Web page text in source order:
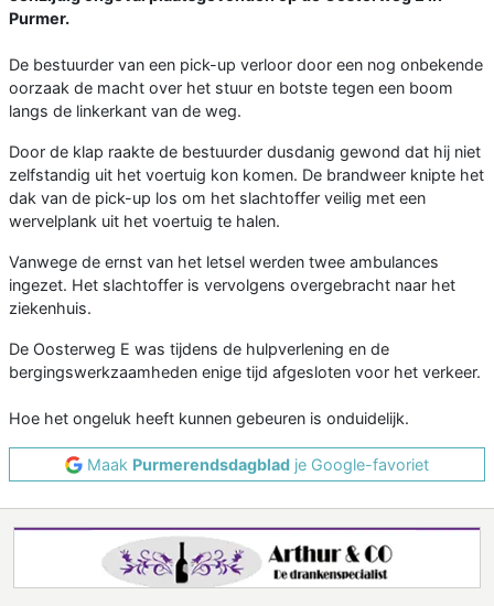
Purmer.
De bestuurder van een pick-up verloor door een nog onbekende
oorzaak de macht over het stuur en botste tegen een boom
langs de linkerkant van de weg.
Door de klap raakte de bestuurder dusdanig gewond dat hij niet
zelfstandig uit het voertuig kon komen. De brandweer knipte het
dak van de pick-up los om het slachtoffer veilig met een
wervelplank uit het voertuig te halen.
Vanwege de ernst van het letsel werden twee ambulances
ingezet. Het slachtoffer is vervolgens overgebracht naar het
ziekenhuis.
De Oosterweg E was tijdens de hulpverlening en de
bergingswerkzaamheden enige tijd afgesloten voor het verkeer.
Hoe het ongeluk heeft kunnen gebeuren is onduidelijk.
Maak Purmerendsdagblad je Google-favoriet